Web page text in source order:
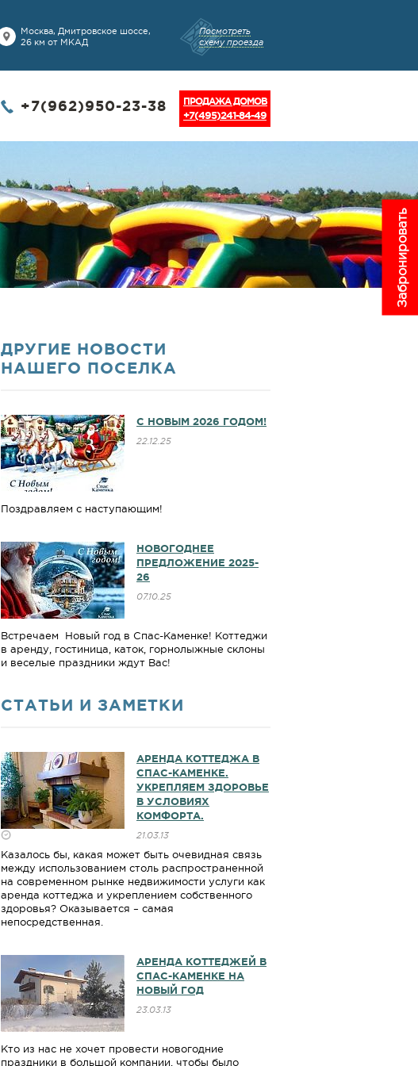
Москва, Дмитровское шоссе,
26 км от МКАД
Посмотреть
схему проезда
+7(962)950-23-38
Забронировать
ПРОДАЖА ДОМОВ
+7(495)241-84-49
ДРУГИЕ НОВОСТИ
НАШЕГО ПОСЕЛКА
С НОВЫМ 2026 ГОДОМ!
22.12.25
Поздравляем с наступающим!
НОВОГОДНЕЕ
ПРЕДЛОЖЕНИЕ 2025-
26
07.10.25
Встречаем Новый год в Спас-Каменке! Коттеджи
в аренду, гостиница, каток, горнолыжные склоны
и веселые праздники ждут Вас!
СТАТЬИ И ЗАМЕТКИ
АРЕНДА КОТТЕДЖА В
СПАС-КАМЕНКЕ.
УКРЕПЛЯЕМ ЗДОРОВЬЕ
В УСЛОВИЯХ
КОМФОРТА.
21.03.13
Казалось бы, какая может быть очевидная связь
между использованием столь распространенной
на современном рынке недвижимости услуги как
аренда коттеджа и укреплением собственного
здоровья? Оказывается – самая
непосредственная.
АРЕНДА КОТТЕДЖЕЙ В
СПАС-КАМЕНКЕ НА
НОВЫЙ ГОД
23.03.13
Кто из нас не хочет провести новогодние
праздники в большой компании, чтобы было